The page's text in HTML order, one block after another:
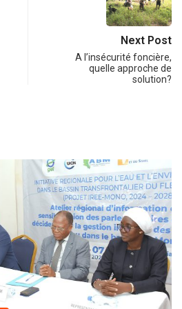
Next Post
A l’insécurité foncière,
quelle approche de
solution?